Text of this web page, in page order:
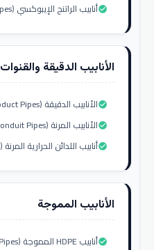
أنابيب الراتنج الإيبوكسي (Epoxy Resin Pipes)check_circle
الأنابيب الدقيقة والقنوات
الأنابيب الدقيقة (Microduct Pipes)check_circle
الأنابيب المرنة (Flexible Conduit Pipes)check_circle
أنابيب اللدائن الحرارية المرنة (TPE)check_circle
الأنابيب المموجة
أنابيب HDPE المموجة (Corrugated HDPE Pipes)check_circle